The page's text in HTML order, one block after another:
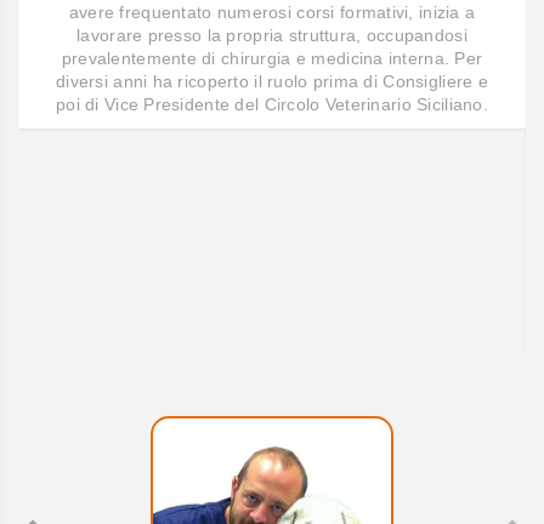
avere frequentato numerosi corsi formativi, inizia a
lavorare presso la propria struttura, occupandosi
prevalentemente di chirurgia e medicina interna. Per
diversi anni ha ricoperto il ruolo prima di Consigliere e
poi di Vice Presidente del Circolo Veterinario Siciliano.